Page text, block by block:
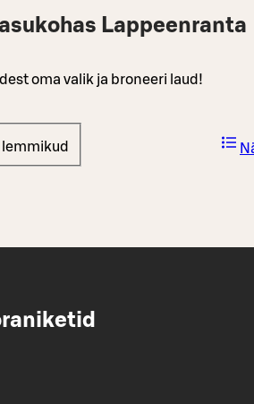
Lappeenranta
oma valik ja broneeri laud!
lemmikud